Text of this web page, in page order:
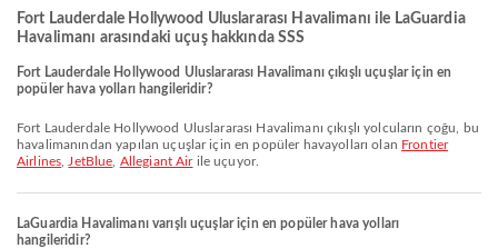
Fort Lauderdale Hollywood Uluslararası Havalimanı ile LaGuardia
Havalimanı arasındaki uçuş hakkında SSS
Fort Lauderdale Hollywood Uluslararası Havalimanı çıkışlı uçuşlar için en
popüler hava yolları hangileridir?
Fort Lauderdale Hollywood Uluslararası Havalimanı çıkışlı yolcuların çoğu, bu
havalimanından yapılan uçuşlar için en popüler havayolları olan Frontier
Airlines
JetBlue Allegiant Airile uçuyor.
LaGuardia Havalimanı varışlı uçuşlar için en popüler hava yolları
hangileridir?